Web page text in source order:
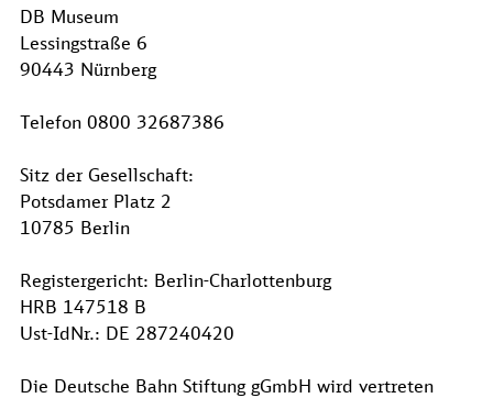
DB Museum
Lessingstraße 6
90443 Nürnberg
Telefon 0800 32687386
Sitz der Gesellschaft:
Potsdamer Platz 2
10785 Berlin
Registergericht: Berlin-Charlottenburg
HRB 147518 B
Ust-IdNr.: DE 287240420
Die Deutsche Bahn Stiftung gGmbH wird vertreten